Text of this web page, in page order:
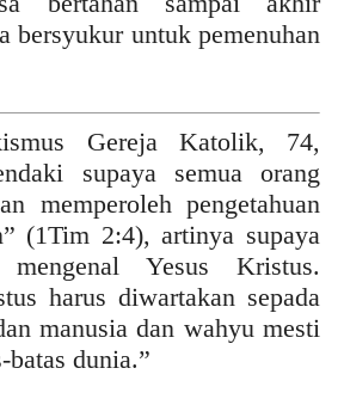
bersyukur untuk pemenuhan
Gereja Katolik, 74,
supaya semua orang
memperoleh pengetahuan
(1Tim 2:4), artinya supaya
Yesus Kristus.
harus diwartakan sepada
manusia dan wahyu mesti
batas dunia.”